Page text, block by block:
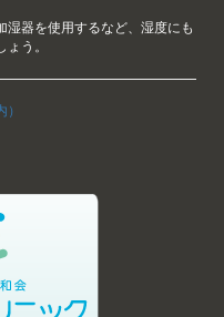
器を使用するなど、湿度にも
う。